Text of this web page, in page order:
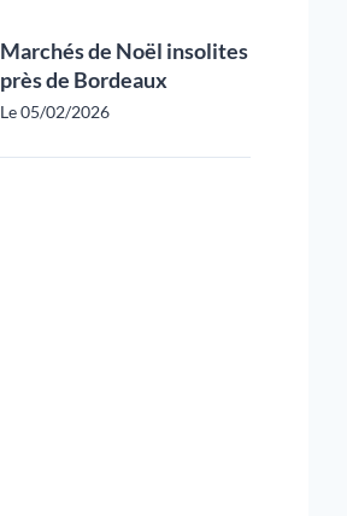
Marchés de Noël insolites
près de Bordeaux
Le 05/02/2026